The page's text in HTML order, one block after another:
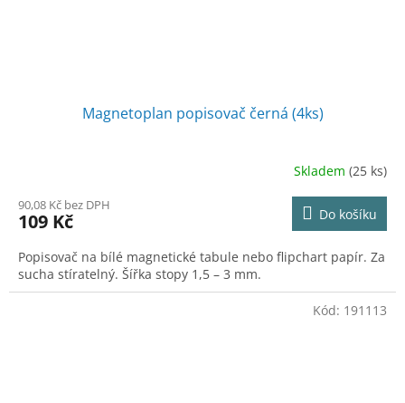
Magnetoplan popisovač černá (4ks)
Skladem (25 ks)
90,08 Kč bez DPH
109 Kč Do košíku
Popisovač na bílé magnetické tabule nebo flipchart papír. Za
sucha stíratelný. Šířka stopy 1,5 – 3 mm.
Kód: 191113